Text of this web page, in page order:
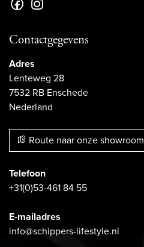
Contactgegevens
Adres
Lenteweg 28
7532 RB Enschede
Nederland
Route naar onze showroom
Telefoon
+31(0)53-461 84 55
E-mailadres
info@schippers-lifestyle.nl